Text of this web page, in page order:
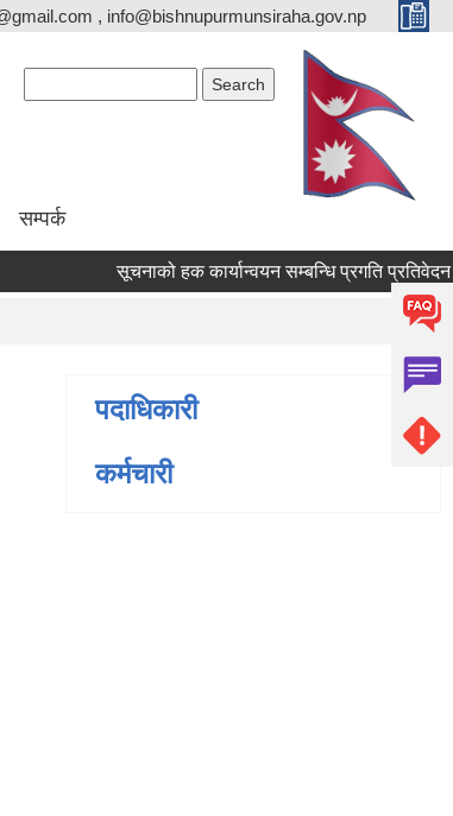
, info@bishnupurmunsiraha.gov.np
सम्पर्क
सूचनाको हक कार्यान्वयन सम्बन्धि प्रगति प्रतिवेदन
पदाधिकारी
कर्मचारी